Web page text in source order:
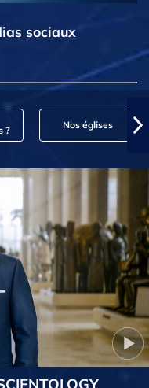
sociaux
?
Nos églises